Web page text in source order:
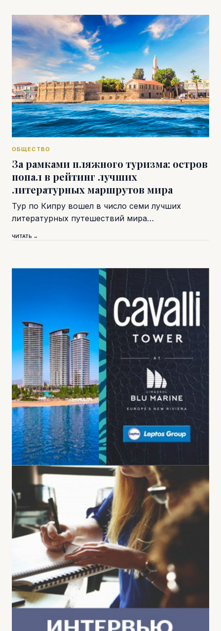
ОБЩЕСТВО
За рамками пляжного туризма: остров
попал в рейтинг лучших
литературных маршрутов мира
Тур по Кипру вошел в число семи лучших
литературных путешествий мира…
ЧИТАТЬ →